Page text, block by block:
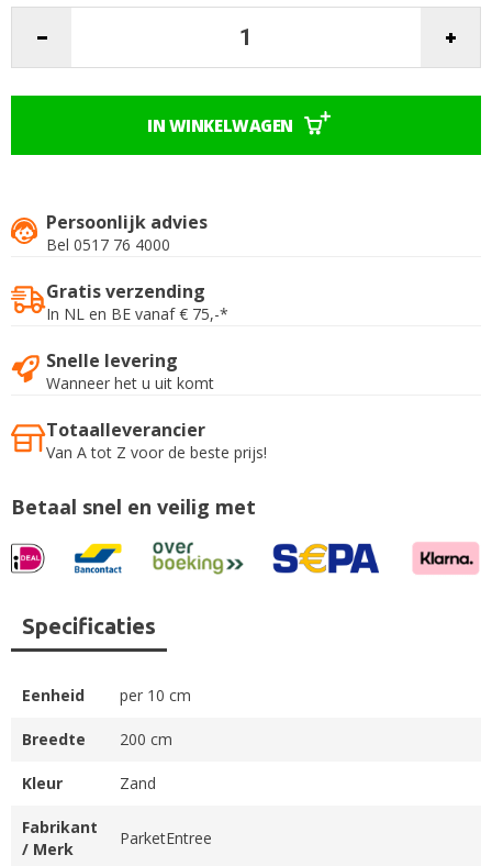
IN WINKELWAGEN
Persoonlijk advies
Bel 0517 76 4000
Gratis verzending
In NL en BE vanaf € 75,-*
Snelle levering
Wanneer het u uit komt
Totaalleverancier
Van A tot Z voor de beste prijs!
Betaal snel en veilig met
Specificaties
Eenheid per 10 cm
Breedte 200 cm
Kleur Zand
Fabrikant
/ Merk
ParketEntree